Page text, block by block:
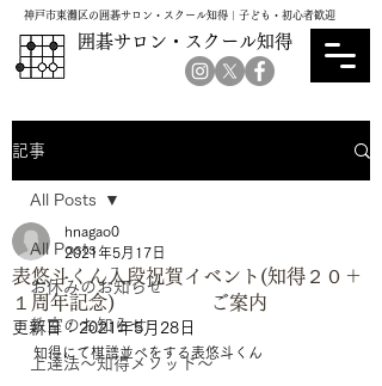
囲碁サロン・スクール知得
神戸市東灘区の囲碁サロン・スクール知得｜子ども・初心者歓迎
記事
All Posts
お休みのお知らせ
教室のお知らせ
上達法～知得メソッド～
All Posts
表悠斗くん入段祝賀イベント(知得２０＋
１周年記念) ご案内
hnagao0
2021年5月17日
更新日：2021年5月28日
知得にて棋譜並べをする表悠斗くん